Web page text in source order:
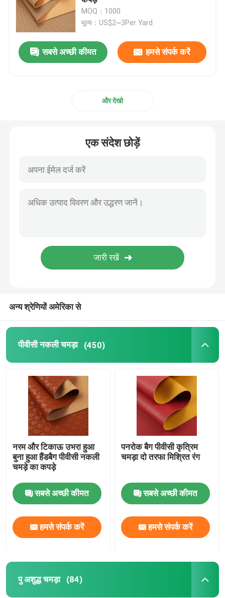
पैकेजिंग चमड़ा
सिलिकॉन चमड़े के कपड़े
MOQ：1000
मूल्य：US$2~3Per Yard
सबसे अच्छी कीमत हमसे संपर्क करें
और देखो
एक संदेश छोड़ें
अन्य श्रेणियों अमेरिका से
पीवीसी नकली चमड़ा (450)
नरम और टिकाऊ उभरा हुआ
बुना हुआ हैंडबैग पीवीसी नकली
चमड़े का कपड़े
सबसे अच्छी कीमत
हमसे संपर्क करें
पनरोक बैग पीवीसी कृत्रिम
चमड़ा दो तरफा मिश्रित रंग
सबसे अच्छी कीमत
हमसे संपर्क करें
पु अशुद्ध चमड़ा (84)